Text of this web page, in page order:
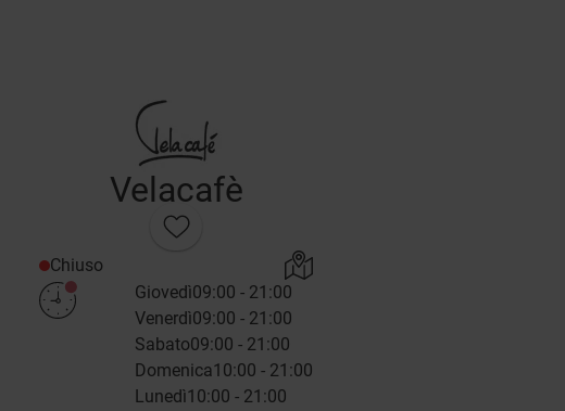
Velacafè
Chiuso
Giovedì09:00 - 21:00
Venerdì09:00 - 21:00
Sabato09:00 - 21:00
Domenica10:00 - 21:00
Lunedì10:00 - 21:00